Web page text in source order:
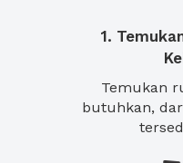
1.
Temukan
butuhkan,